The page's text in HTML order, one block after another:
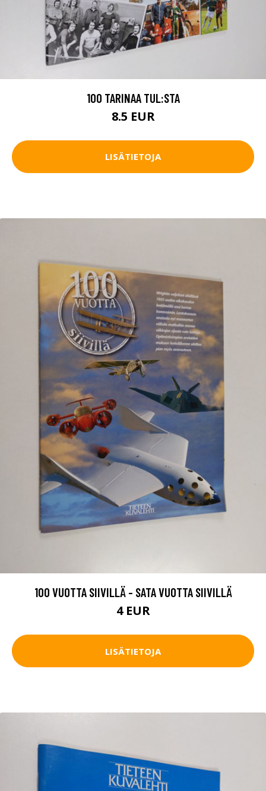
100 TARINAA TUL:STA
8.5 EUR
LISÄTIETOJA
100 VUOTTA SIIVILLÄ - SATA VUOTTA SIIVILLÄ
4 EUR
LISÄTIETOJA